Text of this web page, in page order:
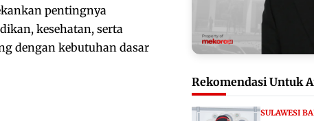
pentingnya
kesehatan, serta
dengan kebutuhan dasar
Rekomendasi Untuk
SULAWESI